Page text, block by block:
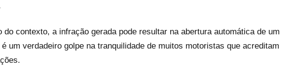
do contexto, a infração gerada pode resultar na abertura automática de um
um verdadeiro golpe na tranquilidade de muitos motoristas que acreditam